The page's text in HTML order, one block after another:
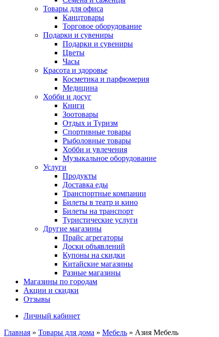
Товары для офиса
Канцтовары
Торговое оборудование
Подарки и сувениры
Подарки и сувениры
Цветы
Часы
Красота и здоровье
Косметика и парфюмерия
Медицина
Хобби и досуг
Книги
Зоотовары
Отдых и Туризм
Спортивные товары
Рыболовные товары
Хобби и увлечения
Музыкальное оборудование
Услуги
Продукты
Доставка еды
Транспортные компании
Билеты в театр и кино
Билеты на транспорт
Туристические услуги
Другие магазины
Прайс агрегаторы
Доски объявлений
Купоны на скидки
Китайские магазины
Разные магазины
Магазины по городам
Акции и скидки
Отзывы
Личный кабинет
Главная » Товары для дома » Мебель » Азия Мебель